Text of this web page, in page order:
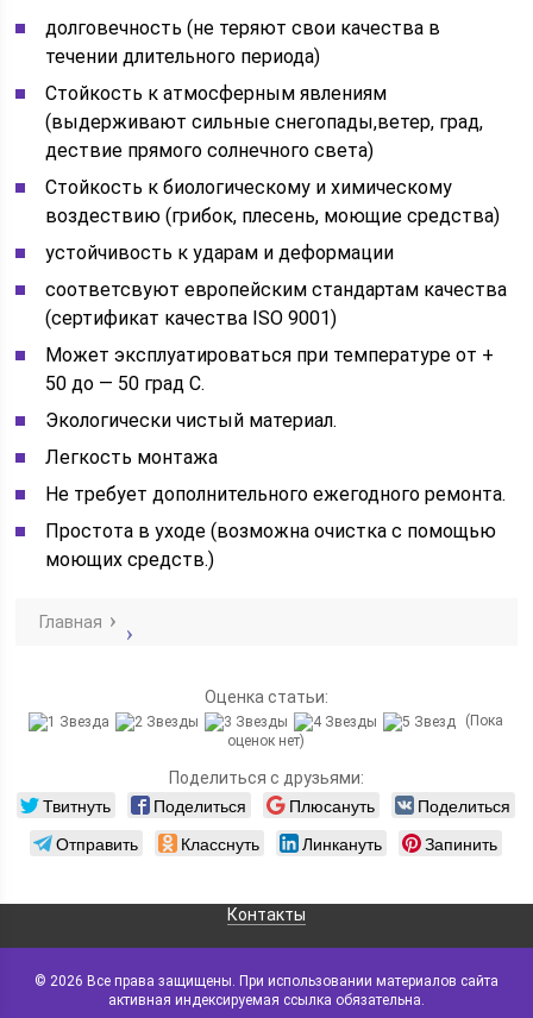
долговечность (не теряют свои качества в
течении длительного периода)
Стойкость к атмосферным явлениям
(выдерживают сильные снегопады,ветер, град,
дествие прямого солнечного света)
Стойкость к биологическому и химическому
воздествию (грибок, плесень, моющие средства)
устойчивость к ударам и деформации
соответсвуют европейским стандартам качества
(сертификат качества ISO 9001)
Может эксплуатироваться при температуре от +
50 до — 50 град С.
Экологически чистый материал.
Легкость монтажа
Не требует дополнительного ежегодного ремонта.
Простота в уходе (возможна очистка с помощью
моющих средств.)
Главная
Оценка статьи:
(Пока
оценок нет)
Поделиться с друзьями:
Твитнуть Поделиться Плюсануть
Поделиться
Отправить
Класснуть Линкануть Запинить
Контакты
© 2026 Все права защищены. При использовании материалов сайта
активная индексируемая ссылка обязательна.